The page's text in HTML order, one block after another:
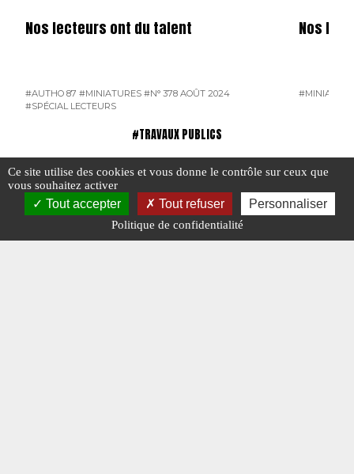
Nos lecteurs ont du talent
#AUTHO 87 #MINIATURES #N° 378 AOÛT 2024
#SPÉCIAL LECTEURS
Nos
#TRAVAUX PUBLICS
Ce site utilise des cookies et vous donne le contrôle sur ceux que
vous souhaitez activer
Tout accepter Tout refuser Personnaliser
Politique de confidentialité